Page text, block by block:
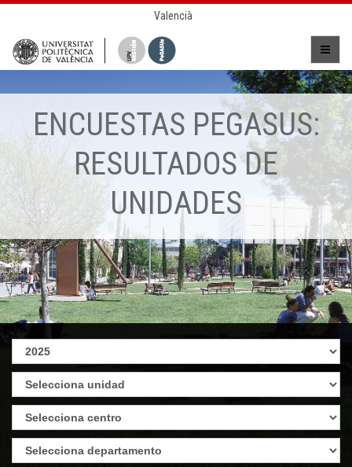
Valencià
ENCUESTAS PEGASUS:
RESULTADOS DE
UNIDADES